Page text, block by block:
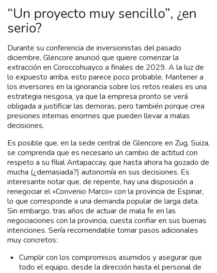
“Un proyecto muy sencillo”, ¿en
serio?
Durante su conferencia de inversionistas del pasado
diciembre, Glencore anunció que quiere comenzar la
extracción en Coroccohuayco a finales de 2029. A la luz de
lo expuesto arriba, esto parece poco probable. Mantener a
los inversores en la ignorancia sobre los retos reales es una
estrategia riesgosa, ya que la empresa pronto se verá
obligada a justificar las demoras, pero también porque crea
presiones internas enormes que pueden llevar a malas
decisiones.
Es posible que, en la sede central de Glencore en Zug, Suiza,
se comprenda que es necesario un cambio de actitud con
respeto a su filial Antapaccay, que hasta ahora ha gozado de
mucha (¿demasiada?) autonomía en sus decisiones. Es
interesante notar que, de repente, hay una disposición a
renegociar el «Convenio Marco» con la provincia de Espinar,
lo que corresponde a una demanda popular de larga data.
Sin embargo, tras años de actuar de mala fe en las
negociaciones con la provincia, cuesta confiar en sus buenas
intenciones. Sería recomendable tomar pasos adicionales
muy concretos:
Cumplir con los compromisos asumidos y asegurar que
todo el equipo, desde la dirección hasta el personal de